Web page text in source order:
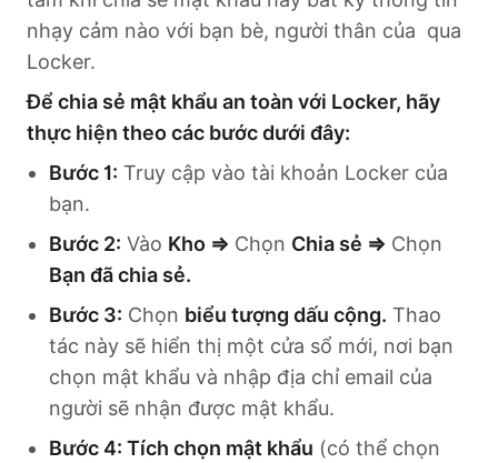
nhạy cảm nào với bạn bè, người thân của qua
Locker.
Để chia sẻ mật khẩu an toàn với Locker, hãy
thực hiện theo các bước dưới đây:
Bước 1: Truy cập vào tài khoản Locker của
bạn.
Bước 2: Vào Kho ⇒ Chọn Chia sẻ ⇒ Chọn
Bạn đã chia sẻ.
Bước 3: Chọn biểu tượng dấu cộng. Thao
tác này sẽ hiển thị một cửa sổ mới, nơi bạn
chọn mật khẩu và nhập địa chỉ email của
người sẽ nhận được mật khẩu.
Bước 4: Tích chọn mật khẩu (có thể chọn